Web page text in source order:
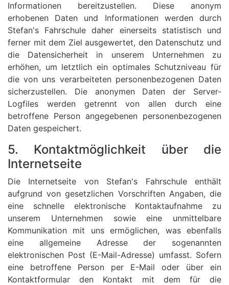
Informationen bereitzustellen. Diese anonym
erhobenen Daten und Informationen werden durch
Stefan's Fahrschule daher einerseits statistisch und
ferner mit dem Ziel ausgewertet, den Datenschutz und
die Datensicherheit in unserem Unternehmen zu
erhöhen, um letztlich ein optimales Schutzniveau für
die von uns verarbeiteten personenbezogenen Daten
sicherzustellen. Die anonymen Daten der Server-
Logfiles werden getrennt von allen durch eine
betroffene Person angegebenen personenbezogenen
Daten gespeichert.
5. Kontaktmöglichkeit über die
Internetseite
Die Internetseite von Stefan's Fahrschule enthält
aufgrund von gesetzlichen Vorschriften Angaben, die
eine schnelle elektronische Kontaktaufnahme zu
unserem Unternehmen sowie eine unmittelbare
Kommunikation mit uns ermöglichen, was ebenfalls
eine allgemeine Adresse der sogenannten
elektronischen Post (E-Mail-Adresse) umfasst. Sofern
eine betroffene Person per E-Mail oder über ein
Kontaktformular den Kontakt mit dem für die